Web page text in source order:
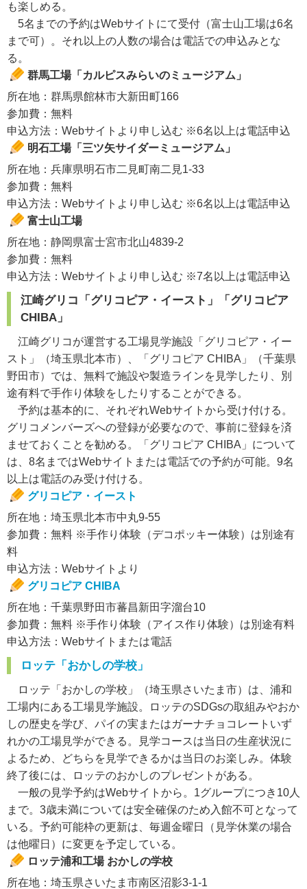
も楽しめる。
5名までの予約はWebサイトにて受付（富士山工場は6名
まで可）。それ以上の人数の場合は電話での申込みとな
る。
群馬工場「カルピスみらいのミュージアム」
所在地：群馬県館林市大新田町166
参加費：無料
申込方法：Webサイトより申し込む ※6名以上は電話申込
明石工場「三ツ矢サイダーミュージアム」
所在地：兵庫県明石市二見町南二見1-33
参加費：無料
申込方法：Webサイトより申し込む ※6名以上は電話申込
富士山工場
所在地：静岡県富士宮市北山4839-2
参加費：無料
申込方法：Webサイトより申し込む ※7名以上は電話申込
江崎グリコ「グリコピア・イースト」「グリコピア
CHIBA」
江崎グリコが運営する工場見学施設「グリコピア・イー
スト」（埼玉県北本市）、「グリコピア CHIBA」（千葉県
野田市）では、無料で施設や製造ラインを見学したり、別
途有料で手作り体験をしたりすることができる。
予約は基本的に、それぞれWebサイトから受け付ける。
グリコメンバーズへの登録が必要なので、事前に登録を済
ませておくことを勧める。「グリコピア CHIBA」について
は、8名まではWebサイトまたは電話での予約が可能。9名
以上は電話のみ受け付ける。
グリコピア・イースト
所在地：埼玉県北本市中丸9-55
参加費：無料 ※手作り体験（デコポッキー体験）は別途有
料
申込方法：Webサイトより
グリコピア CHIBA
所在地：千葉県野田市蕃昌新田字溜台10
参加費：無料 ※手作り体験（アイス作り体験）は別途有料
申込方法：Webサイトまたは電話
ロッテ「おかしの学校」
ロッテ「おかしの学校」（埼玉県さいたま市）は、浦和
工場内にある工場見学施設。ロッテのSDGsの取組みやおか
しの歴史を学び、パイの実またはガーナチョコレートいず
れかの工場見学ができる。見学コースは当日の生産状況に
よるため、どちらを見学できるかは当日のお楽しみ。体験
終了後には、ロッテのおかしのプレゼントがある。
一般の見学予約はWebサイトから。1グループにつき10人
まで。3歳未満については安全確保のため入館不可となって
いる。予約可能枠の更新は、毎週金曜日（見学休業の場合
は他曜日）に変更を予定している。
ロッテ浦和工場 おかしの学校
所在地：埼玉県さいたま市南区沼影3-1-1